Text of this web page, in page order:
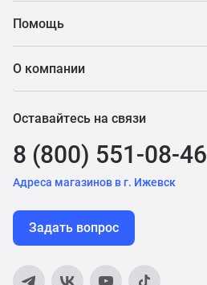
Помощь
О компании
Оставайтесь на связи
8 (800) 551-08-46
Адреса магазинов в г. Ижевск
Задать вопрос